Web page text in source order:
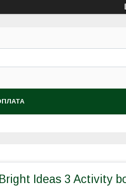
Bright Ideas 3 Activity